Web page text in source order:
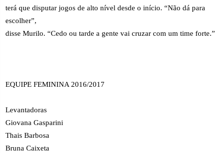
terá que disputar jogos de alto nível desde o início. “Não dá para
escolher”,
disse Murilo. “Cedo ou tarde a gente vai cruzar com um time forte.”
EQUIPE FEMININA 2016/2017
Levantadoras
Giovana Gasparini
Thais Barbosa
Bruna Caixeta